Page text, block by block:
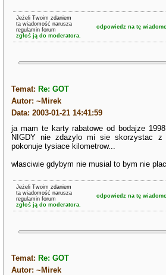
Jeżeli Twoim zdaniem
ta wiadomość narusza
regulamin forum
zgłoś ją do moderatora.
odpowiedz na tę
Temat: Re: GOT
Autor: ~Mirek
Data: 2003-01-21 14:41:59
ja mam te karty rabatowe od bodajze
NIGDY nie zdazylo mi sie skorzystac
pokonuje tysiace kilometrow...
wlasciwie gdybym nie musial to bym nie
Jeżeli Twoim zdaniem
ta wiadomość narusza
regulamin forum
zgłoś ją do moderatora.
odpowiedz na tę
Temat: Re: GOT
Autor: ~Mirek